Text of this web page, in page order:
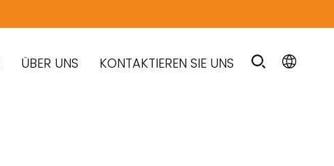
ÜBER UNS KONTAKTIEREN SIE UNS